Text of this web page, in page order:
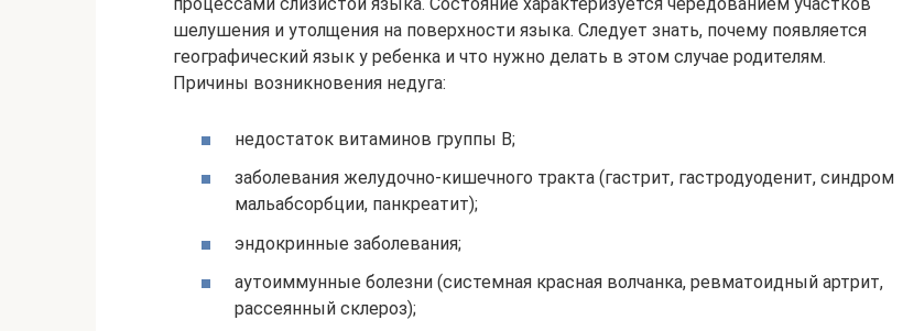
шелушения и утолщения на поверхности языка. Следует знать, почему появляется
географический язык у ребенка и что нужно делать в этом случае родителям.
Причины возникновения недуга:
недостаток витаминов группы В;
заболевания желудочно-кишечного тракта (гастрит, гастродуоденит, синдром
мальабсорбции, панкреатит);
эндокринные заболевания;
аутоиммунные болезни (системная красная волчанка, ревматоидный артрит,
рассеянный склероз);